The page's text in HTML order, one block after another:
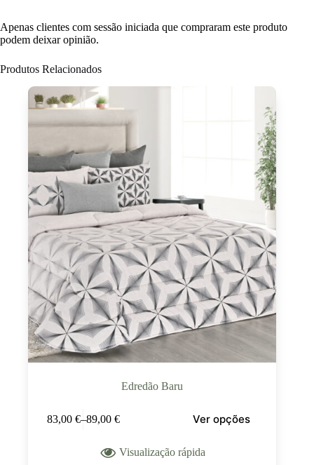
Apenas clientes com sessão iniciada que compraram este produto
podem deixar opinião.
Produtos Relacionados
Edredão Baru
83,00 €–89,00 € Ver opções
Visualização rápida